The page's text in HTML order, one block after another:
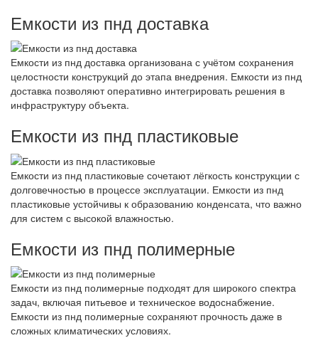
Емкости из пнд доставка
Емкости из пнд доставка организована с учётом сохранения
целостности конструкций до этапа внедрения. Емкости из пнд
доставка позволяют оперативно интегрировать решения в
инфраструктуру объекта.
Емкости из пнд пластиковые
Емкости из пнд пластиковые сочетают лёгкость конструкции с
долговечностью в процессе эксплуатации. Емкости из пнд
пластиковые устойчивы к образованию конденсата, что важно
для систем с высокой влажностью.
Емкости из пнд полимерные
Емкости из пнд полимерные подходят для широкого спектра
задач, включая питьевое и техническое водоснабжение.
Емкости из пнд полимерные сохраняют прочность даже в
сложных климатических условиях.